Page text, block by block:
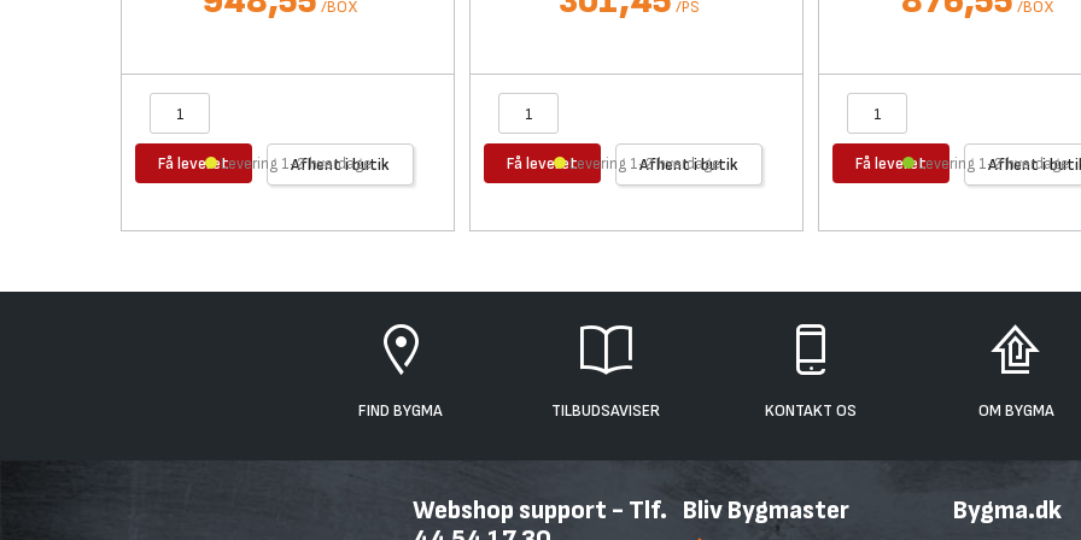
/BOX
Få leveret Afhent i butik
Levering 1-2 hverdage
/PS
Få leveret Afhent i butik
Levering 1-2 hverdage
/BOX
Få leveret Afhent i
Levering 1-2 hverdage
FIND BYGMA TILBUDSAVISER KONTAKT OS OM BYGMA
Webshop support - Tlf. Bliv Bygmaster Bygma.dk